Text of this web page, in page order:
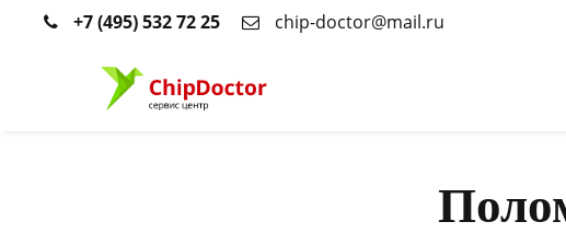
+7 (495) 532 72 25 chip-doctor@mail.ru